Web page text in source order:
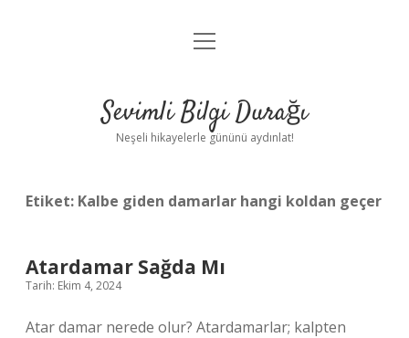
Anasayfa
Yasal Uyarı
menüyü
Sevimli Bilgi Durağı
Neşeli hikayelerle gününü aydınlat!
Etiket: Kalbe giden damarlar hangi koldan geçer
Atardamar Sağda Mı
Tarih: Ekim 4, 2024
Atar damar nerede olur? Atardamarlar; kalpten